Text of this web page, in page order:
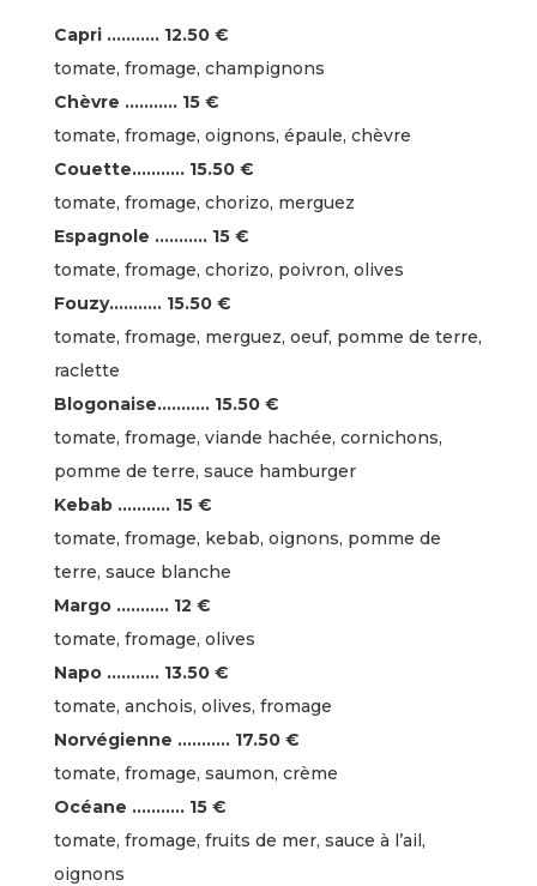
Capri ……….. 12.50 €
tomate, fromage, champignons
Chèvre ……….. 15 €
tomate, fromage, oignons, épaule, chèvre
Couette……….. 15.50 €
tomate, fromage, chorizo, merguez
Espagnole ……….. 15 €
tomate, fromage, chorizo, poivron, olives
Fouzy……….. 15.50 €
tomate, fromage, merguez, oeuf, pomme de terre,
raclette
Blogonaise……….. 15.50 €
tomate, fromage, viande hachée, cornichons,
pomme de terre, sauce hamburger
Kebab ……….. 15 €
tomate, fromage, kebab, oignons, pomme de
terre, sauce blanche
Margo ……….. 12 €
tomate, fromage, olives
Napo ……….. 13.50 €
tomate, anchois, olives, fromage
Norvégienne ……….. 17.50 €
tomate, fromage, saumon, crème
Océane ……….. 15 €
tomate, fromage, fruits de mer, sauce à l’ail,
oignons